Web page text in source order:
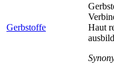
Gerbstoffe
Haut